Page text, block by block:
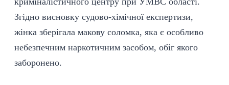
Згідно висновку судово-хімічної експертизи,
жінка зберігала макову соломка, яка є особливо
небезпечним наркотичним засобом, обіг якого
заборонено.